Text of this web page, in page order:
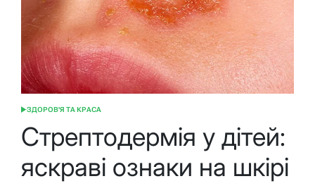
ОПУБЛІКУВАТИ
ЗДОРОВ'Я ТА КРАСА
Стрептодермія у дітей:
яскраві ознаки на шкірі